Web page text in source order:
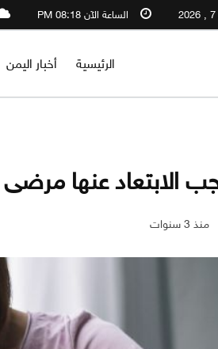
الساعة الآن 08:18 PM
الرئيسية أخبار اليمن
منذ 3 سنوات